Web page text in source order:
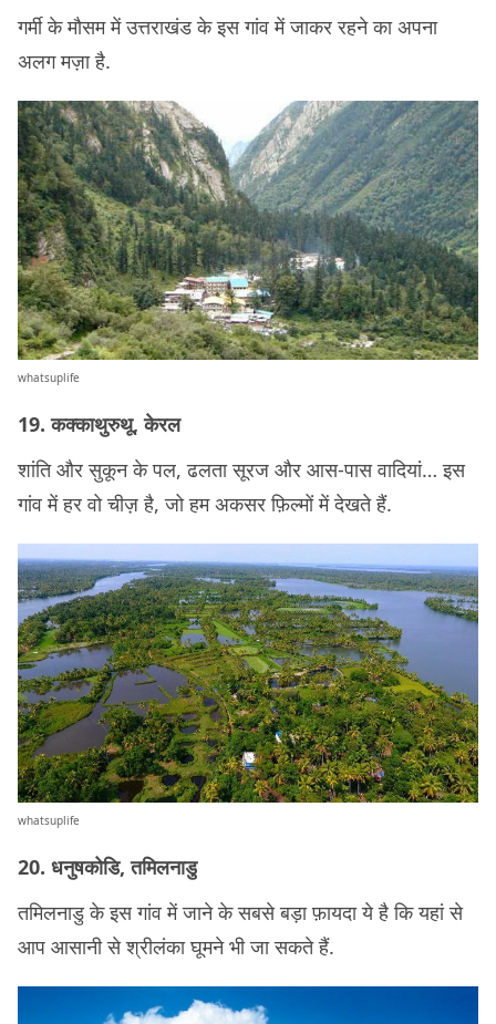
गर्मी के मौसम में उत्तराखंड के इस गांव में जाकर रहने का अपना
अलग मज़ा है.
whatsuplife
19. कक्काथुरुथू, केरल
शांति और सुकून के पल, ढलता सूरज और आस-पास वादियां… इस
गांव में हर वो चीज़ है, जो हम अकसर फ़िल्मों में देखते हैं.
whatsuplife
20. धनुषकोडि, तमिलनाडु
तमिलनाडु के इस गांव में जाने के सबसे बड़ा फ़ायदा ये है कि यहां से
आप आसानी से श्रीलंका घूमने भी जा सकते हैं.